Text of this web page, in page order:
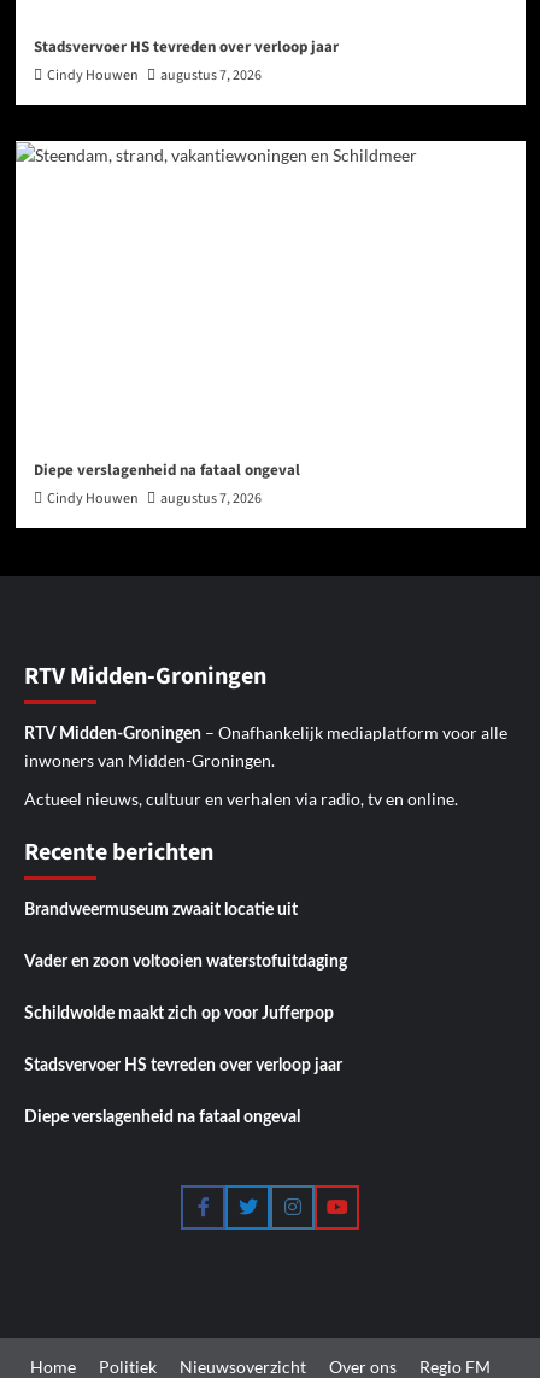
Stadsvervoer HS tevreden over verloop jaar
Cindy Houwen augustus 7, 2026
Diepe verslagenheid na fataal ongeval
Cindy Houwen augustus 7, 2026
RTV Midden-Groningen
RTV Midden-Groningen – Onafhankelijk mediaplatform voor alle
inwoners van Midden-Groningen.
Actueel nieuws, cultuur en verhalen via radio, tv en online.
Recente berichten
Brandweermuseum zwaait locatie uit
Vader en zoon voltooien waterstofuitdaging
Schildwolde maakt zich op voor Jufferpop
Stadsvervoer HS tevreden over verloop jaar
Diepe verslagenheid na fataal ongeval
FacebookTwitterInstagramYouTube
Home Politiek Nieuwsoverzicht Over ons Regio FM